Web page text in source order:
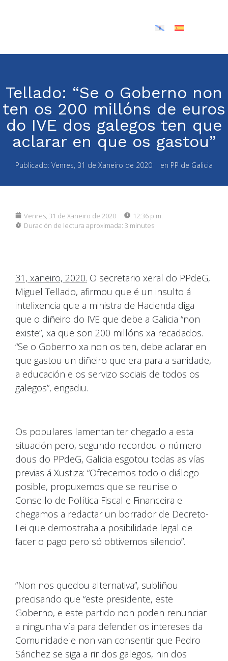
Tellado: “Se o Goberno non
ten os 200 millóns de euros
do IVE dos galegos ten que
aclarar en que os gastou”
Publicado: Venres, 31 de Xaneiro de 2020 en PP de Galicia
Venres, 31 de Xaneiro de 2020
12:36 p.m.
Duración de lectura aproximada: 3 minutes
31, xaneiro, 2020. O secretario xeral do PPdeG,
Miguel Tellado, afirmou que é un insulto á
intelixencia que a ministra de Hacienda diga
que o diñeiro do IVE que debe a Galicia “non
existe”, xa que son 200 millóns xa recadados.
“Se o Goberno xa non os ten, debe aclarar en
que gastou un diñeiro que era para a sanidade,
a educación e os servizo sociais de todos os
galegos”, engadiu.
Os populares lamentan ter chegado a esta
situación pero, segundo recordou o número
dous do PPdeG, Galicia esgotou todas as vías
previas á Xustiza: “Ofrecemos todo o diálogo
posible, propuxemos que se reunise o
Consello de Política Fiscal e Financeira e
chegamos a redactar un borrador de Decreto-
Lei que demostraba a posibilidade legal de
facer o pago pero só obtivemos silencio”.
“Non nos quedou alternativa”, subliñou
precisando que “este presidente, este
Goberno, e este partido non poden renunciar
a ningunha vía para defender os intereses da
Comunidade e non van consentir que Pedro
Sánchez se siga a rir dos galegos, nin dos